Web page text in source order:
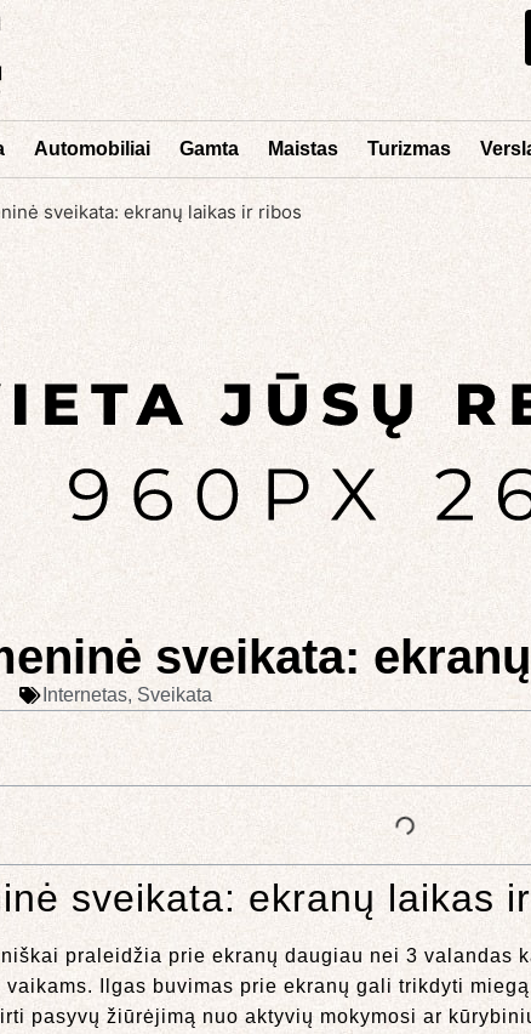
Automobiliai Gamta Maistas Turizmas
sveikata: ekranų laikas ir ribos
sveikata:
Internetas, Sveikata
sveikata: ekranų laikas
praleidžia prie ekranų daugiau nei 3 valandas
Ilgas buvimas prie ekranų gali trikdyti
pasyvų žiūrėjimą nuo aktyvių mokymosi ar